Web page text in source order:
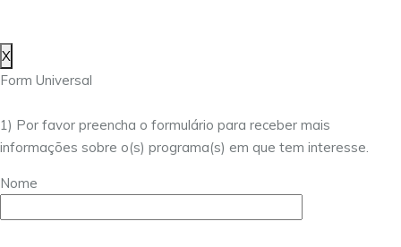
X
Form Universal
1) Por favor preencha o formulário para receber mais
informações sobre o(s) programa(s) em que tem interesse.
Nome